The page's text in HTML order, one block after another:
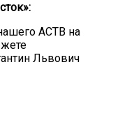
АСТВ на
Львович